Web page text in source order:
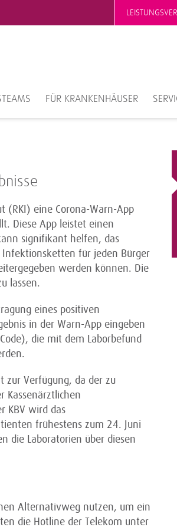
FÜR KRANKENHÄUSER
(RKI) eine Corona-Warn-App
Diese App leistet einen
signifikant helfen, das
für jeden Bürger
werden können. Die
lassen.
eines positiven
in der Warn-App eingeben
die mit dem Laborbefund
zur Verfügung, da der zu
Kassenärztlichen
KBV wird das
frühestens zum 24. Juni
die Laboratorien über diesen
Alternativweg nutzen, um ein
die Hotline der Telekom unter